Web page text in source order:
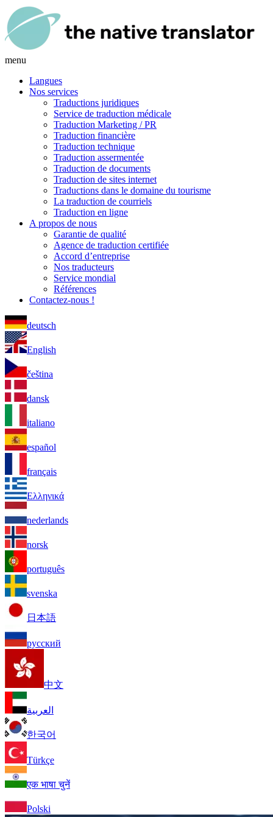
menu
Langues
Nos services
Traductions juridiques
Service de traduction médicale
Traduction Marketing / PR
Traduction financière
Traduction technique
Traduction assermentée
Traduction de documents
Traduction de sites internet
Traductions dans le domaine du tourisme
La traduction de courriels
Traduction en ligne
A propos de nous
Garantie de qualité
Agence de traduction certifiée
Accord d’entreprise
Nos traducteurs
Service mondial
Références
Contactez-nous !
deutsch
English
čeština
dansk
italiano
español
français
Ελληνικά
nederlands
norsk
português
svenska
日本語
русский
中文
العربية
한국어
Türkçe
एक भाषा चुनें
Polski